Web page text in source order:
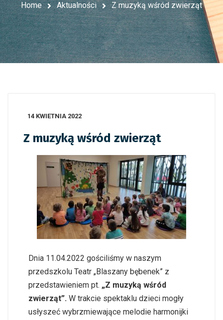
Home Aktualności Z muzyką wśród zwierząt
14 KWIETNIA 2022
Z muzyką wśród zwierząt
Dnia 11.04.2022 gościliśmy w naszym
przedszkolu Teatr „Blaszany bębenek” z
przedstawieniem pt. „Z muzyką wśród
zwierząt”. W trakcie spektaklu dzieci mogły
usłyszeć wybrzmiewające melodie harmonijki